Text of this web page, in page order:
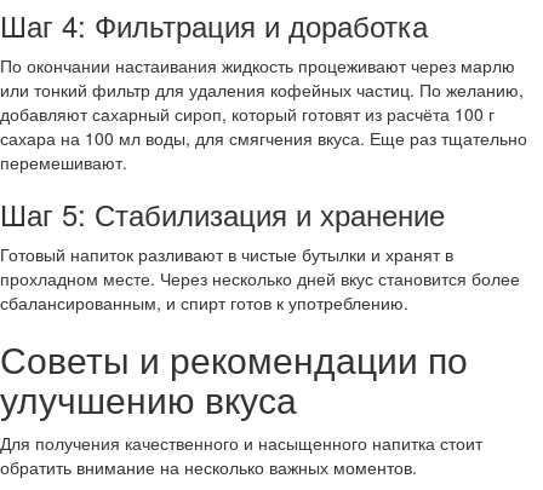
Шаг 4: Фильтрация и доработка
По окончании настаивания жидкость процеживают через марлю
или тонкий фильтр для удаления кофейных частиц. По желанию,
добавляют сахарный сироп, который готовят из расчёта 100 г
сахара на 100 мл воды, для смягчения вкуса. Еще раз тщательно
перемешивают.
Шаг 5: Стабилизация и хранение
Готовый напиток разливают в чистые бутылки и хранят в
прохладном месте. Через несколько дней вкус становится более
сбалансированным, и спирт готов к употреблению.
Советы и рекомендации по
улучшению вкуса
Для получения качественного и насыщенного напитка стоит
обратить внимание на несколько важных моментов.